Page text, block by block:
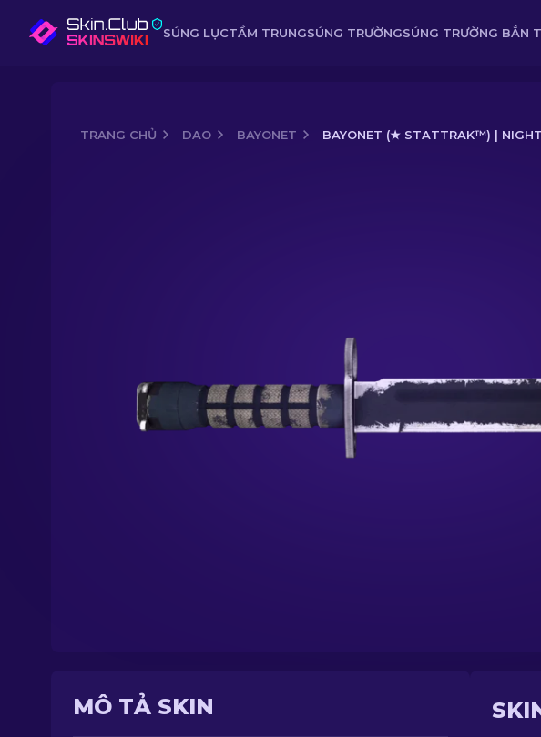
SÚNG LỤCTẦM TRUNGSÚNG TRƯỜNGSÚNG TRƯỜNG BẮN
TRANG CHỦ DAO BAYONET BAYONET (★ STATTRAK™) |
MÔ TẢ SKIN